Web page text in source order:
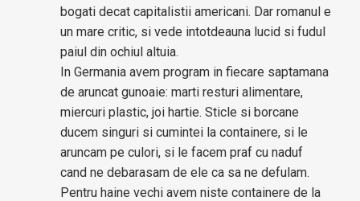
bogati decat capitalistii americani. Dar romanul e
un mare critic, si vede intotdeauna lucid si fudul
paiul din ochiul altuia.
In Germania avem program in fiecare saptamana
de aruncat gunoaie: marti resturi alimentare,
miercuri plastic, joi hartie. Sticle si borcane
ducem singuri si cumintei la containere, si le
aruncam pe culori, si le facem praf cu naduf
cand ne debarasam de ele ca sa ne defulam.
Pentru haine vechi avem niste containere de la